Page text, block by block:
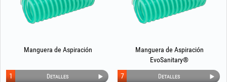
Manguera de Aspiración
Detalles
1
Manguera de Aspiración
EvoSanitary®
Detalles
7